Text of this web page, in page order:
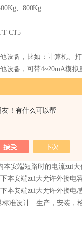
！有什么可以帮
、800Kg
CT5
设备，比如：计算机、打
设备，可带4~20mA模
在1区或2区爆炸性危
由本公司设计制造的
通过3/4"）金属管道通到
安性能，允许非本安端可
本安端开路时电压zui大值
本安端短路时的电流zui大
本安端zui大允许外接电
本安端zui大允许外接电
准设计，生产，安装